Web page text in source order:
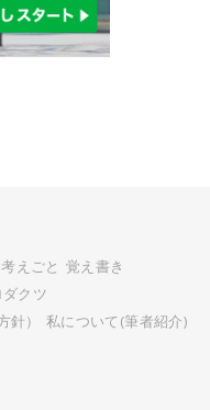
考えごと 覚え書き
クツ
）
私について(筆者紹介)